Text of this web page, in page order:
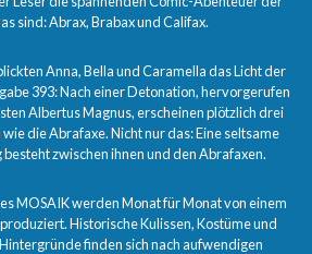
sind: Abrax, Brabax und Califax.
Anna, Bella und Caramella das Licht der
393: Nach einer Detonation, hervorgerufen
Albertus Magnus, erscheinen plötzlich drei
die Abrafaxe. Nicht nur das: Eine seltsame
zwischen ihnen und den Abrafaxen.
MOSAIK werden Monat für Monat von einem
Historische Kulissen, Kostüme und
finden sich nach aufwendigen